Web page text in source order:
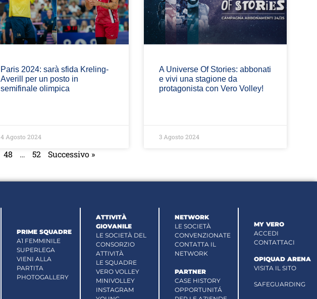
Paris 2024: sarà sfida Kreling-
Averill per un posto in
semifinale olimpica
4 Agosto 2024
A Universe Of Stories: abbonati
e vivi una stagione da
protagonista con Vero Volley!
3 Agosto 2024
48 … 52 Successivo »
PRIME SQUADRE
A1 FEMMINILE
SUPERLEGA
VIENI ALLA
PARTITA
PHOTOGALLERY
ATTIVITÀ
GIOVANILE
LE SOCIETÀ DEL
CONSORZIO
ATTIVITÀ
LE SQUADRE
VERO VOLLEY
MINIVOLLEY
INSTAGRAM
NETWORK
LE SOCIETÀ
CONVENZIONATE
CONTATTA IL
NETWORK
PARTNER
CASE HISTORY
OPPORTUNITÁ
MY VERO
ACCEDI
CONTATTACI
OPIQUAD ARENA
VISITA IL SITO
SAFEGUARDING